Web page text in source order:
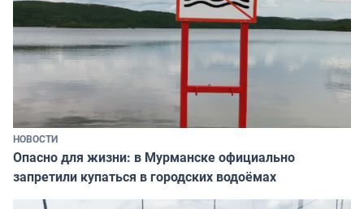
НОВОСТИ
Опасно для жизни: в Мурманске официально
запретили купаться в городских водоёмах